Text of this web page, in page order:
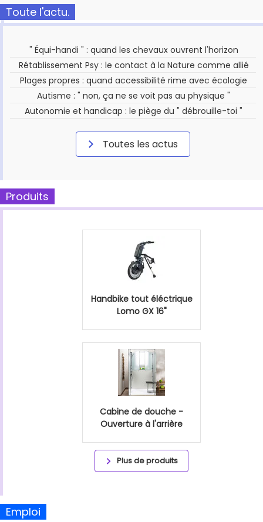
Toute l'actu.
" Équi-handi " : quand les chevaux ouvrent l'horizon
Rétablissement Psy : le contact à la Nature comme allié
Plages propres : quand accessibilité rime avec écologie
Autisme : " non, ça ne se voit pas au physique "
Autonomie et handicap : le piège du " débrouille-toi "
Toutes les actus
Produits
Handbike tout éléctrique
Lomo GX 16"
Cabine de douche -
Ouverture à l'arrière
Plus de produits
Emploi